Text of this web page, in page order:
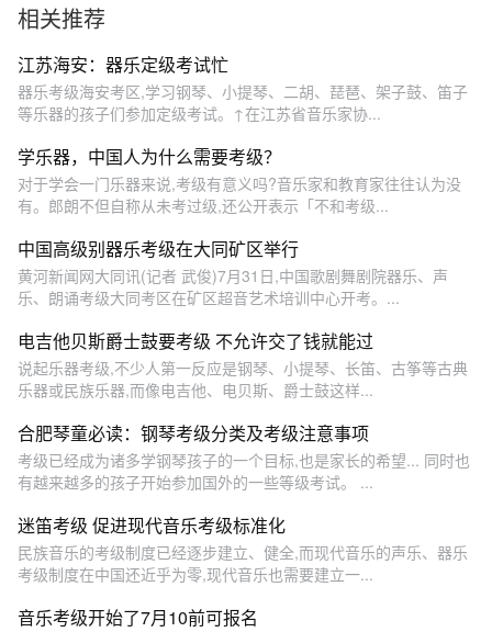
相关推荐
江苏海安：器乐定级考试忙
器乐考级海安考区,学习钢琴、小提琴、二胡、琵琶、架子鼓、笛子
等乐器的孩子们参加定级考试。↑在江苏省音乐家协...
学乐器，中国人为什么需要考级？
对于学会一门乐器来说,考级有意义吗?音乐家和教育家往往认为没
有。郎朗不但自称从未考过级,还公开表示「不和考级...
中国高级别器乐考级在大同矿区举行
黄河新闻网大同讯(记者 武俊)7月31日,中国歌剧舞剧院器乐、声
乐、朗诵考级大同考区在矿区超音艺术培训中心开考。...
电吉他贝斯爵士鼓要考级 不允许交了钱就能过
说起乐器考级,不少人第一反应是钢琴、小提琴、长笛、古筝等古典
乐器或民族乐器,而像电吉他、电贝斯、爵士鼓这样...
合肥琴童必读：钢琴考级分类及考级注意事项
考级已经成为诸多学钢琴孩子的一个目标,也是家长的希望... 同时也
有越来越多的孩子开始参加国外的一些等级考试。 ...
迷笛考级 促进现代音乐考级标准化
民族音乐的考级制度已经逐步建立、健全,而现代音乐的声乐、器乐
考级制度在中国还近乎为零,现代音乐也需要建立一...
音乐考级开始了7月10前可报名